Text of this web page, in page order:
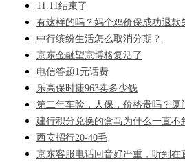
11.11结束了
有这样的吗？妈个鸡价保成功退款
中行缤纷生活怎么取消分期？
京东金融望京博格复活了
电信答题1元话费
乐高保时捷963卖多少钱
第二年车险，人保，价格贵吗？厦
建行积分兑换的盒马为什么一直不
西安招行20-40毛
京东客服电话回音好严重，听到在